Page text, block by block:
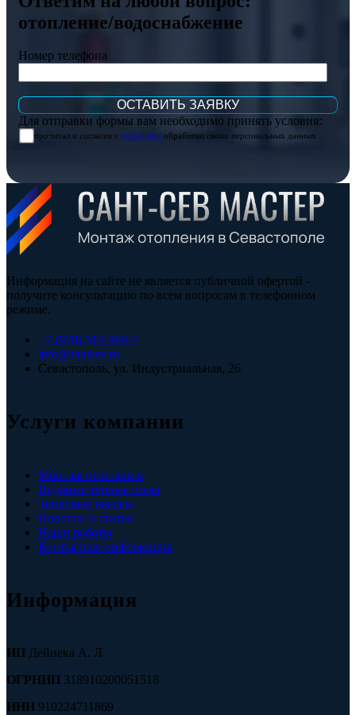
отопление/водоснабжение
Номер телефона
Для отправки формы вам необходимо принять условия:
прочитал и согласен с условиями обработки своих персональных данных
Информация на сайте не является публичной офертой -
получите консультацию по всем вопросам в телефонном
режиме.
+7 (978) 515-999-7
info@santsev.ru
Севастополь, ул. Индустриальная, 26
Услуги компании
Монтаж отопления
Водяные теплые полы
Тепловые насосы
Новости и статьи
Наши работы
Контактная информация
Информация
ИП Дейнека А. Л.
ОГРНИП 318910200051518
ИНН 910224711869